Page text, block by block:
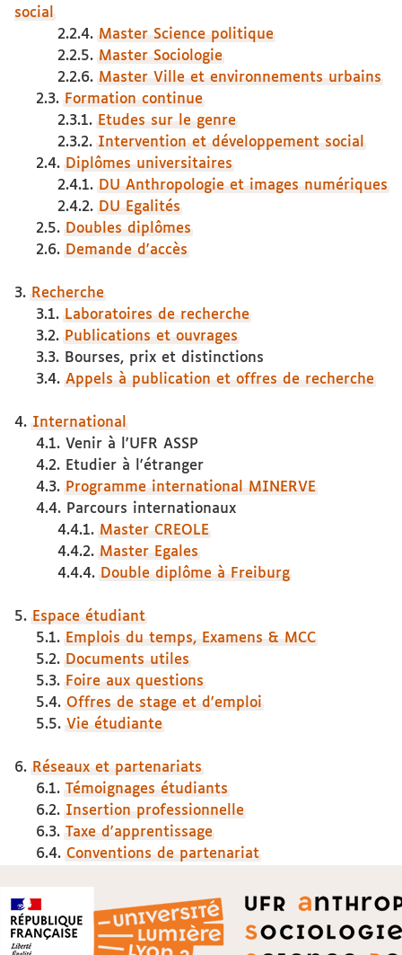
social
2.2.4. Master Science politique
2.2.5. Master Sociologie
2.2.6. Master Ville et environnements urbains
2.3. Formation continue
2.3.1. Etudes sur le genre
2.3.2. Intervention et développement social
2.4. Diplômes universitaires
2.4.1. DU Anthropologie et images numériques
2.4.2. DU Egalités
2.5. Doubles diplômes
2.6. Demande d'accès
3. Recherche
3.1. Laboratoires de recherche
3.2. Publications et ouvrages
3.3. Bourses, prix et distinctions
3.4. Appels à publication et offres de recherche
4. International
4.1. Venir à l'UFR ASSP
4.2. Etudier à l'étranger
4.3. Programme international MINERVE
4.4. Parcours internationaux
4.4.1. Master CREOLE
4.4.2. Master Egales
4.4.4. Double diplôme à Freiburg
5. Espace étudiant
5.1. Emplois du temps, Examens & MCC
5.2. Documents utiles
5.3. Foire aux questions
5.4. Offres de stage et d'emploi
5.5. Vie étudiante
6. Réseaux et partenariats
6.1. Témoignages étudiants
6.2. Insertion professionnelle
6.3. Taxe d'apprentissage
6.4. Conventions de partenariat